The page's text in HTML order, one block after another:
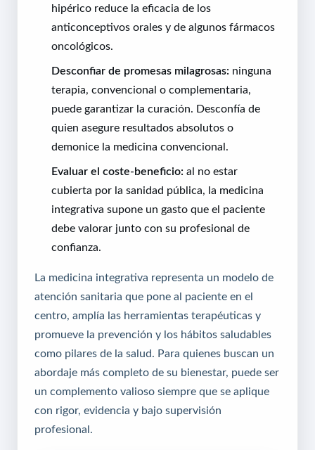
hipérico reduce la eficacia de los
anticonceptivos orales y de algunos fármacos
oncológicos.
Desconfiar de promesas milagrosas: ninguna
terapia, convencional o complementaria,
puede garantizar la curación. Desconfía de
quien asegure resultados absolutos o
demonice la medicina convencional.
Evaluar el coste-beneficio: al no estar
cubierta por la sanidad pública, la medicina
integrativa supone un gasto que el paciente
debe valorar junto con su profesional de
confianza.
La medicina integrativa representa un modelo de
atención sanitaria que pone al paciente en el
centro, amplía las herramientas terapéuticas y
promueve la prevención y los hábitos saludables
como pilares de la salud. Para quienes buscan un
abordaje más completo de su bienestar, puede ser
un complemento valioso siempre que se aplique
con rigor, evidencia y bajo supervisión
profesional.